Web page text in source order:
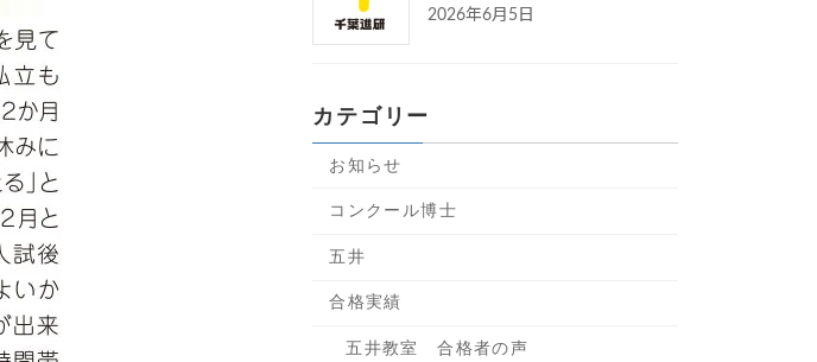
2026年6月5日
カテゴリー
お知らせ
コンクール博士
五井
合格実績
五井教室 合格者の声